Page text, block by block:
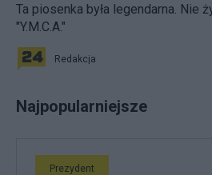
Ta piosenka była legendarna. Nie
"Y.M.C.A."
Redakcja
Najpopularniejsze
Prezydent